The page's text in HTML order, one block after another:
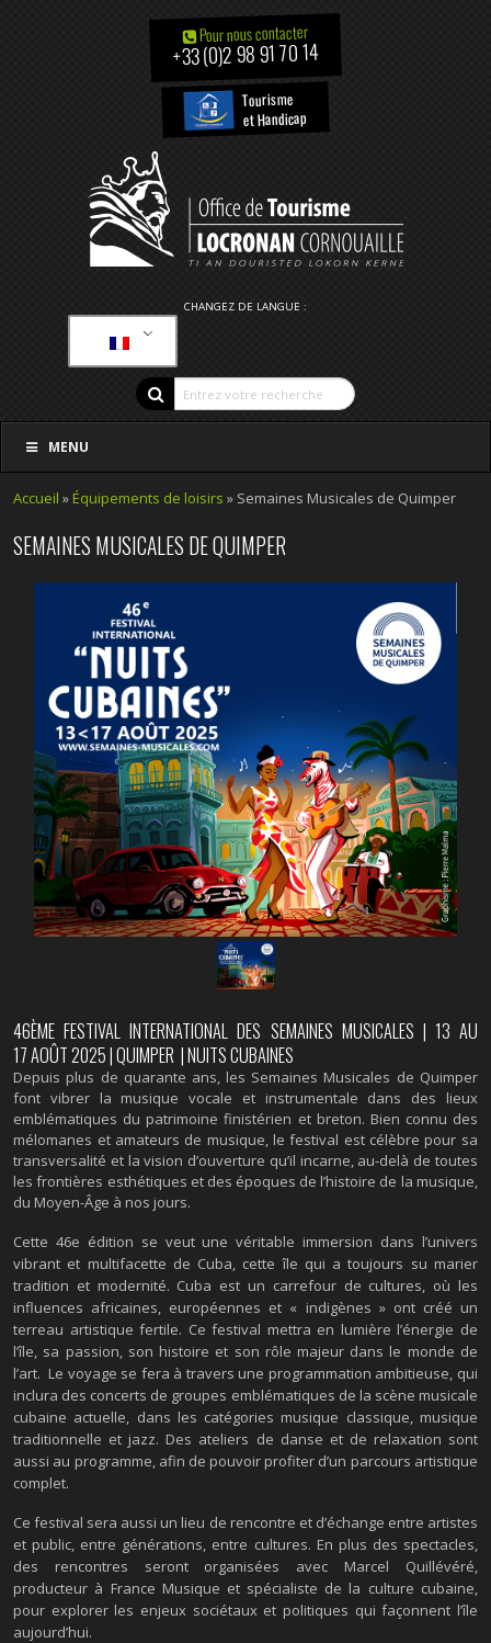
Pour nous contacter
+33 (0)2 98 91 70 14
Tourisme
et Handicap
CHANGEZ DE LANGUE :
MENU
Accueil » Équipements de loisirs » Semaines Musicales de Quimper
SEMAINES MUSICALES DE QUIMPER
46ÈME FESTIVAL INTERNATIONAL DES SEMAINES MUSICALES | 13 AU
17 AOÛT 2025 | QUIMPER | NUITS CUBAINES
Depuis plus de quarante ans, les Semaines Musicales de Quimper
font vibrer la musique vocale et instrumentale dans des lieux
emblématiques du patrimoine finistérien et breton. Bien connu des
mélomanes et amateurs de musique, le festival est célèbre pour sa
transversalité et la vision d’ouverture qu’il incarne, au-delà de toutes
les frontières esthétiques et des époques de l’histoire de la musique,
du Moyen-Âge à nos jours.
Cette 46e édition se veut une véritable immersion dans l’univers
vibrant et multifacette de Cuba, cette île qui a toujours su marier
tradition et modernité. Cuba est un carrefour de cultures, où les
influences africaines, européennes et « indigènes » ont créé un
terreau artistique fertile. Ce festival mettra en lumière l’énergie de
l’île, sa passion, son histoire et son rôle majeur dans le monde de
l’art. Le voyage se fera à travers une programmation ambitieuse, qui
inclura des concerts de groupes emblématiques de la scène musicale
cubaine actuelle, dans les catégories musique classique, musique
traditionnelle et jazz. Des ateliers de danse et de relaxation sont
aussi au programme, afin de pouvoir profiter d’un parcours artistique
complet.
Ce festival sera aussi un lieu de rencontre et d’échange entre artistes
et public, entre générations, entre cultures. En plus des spectacles,
des rencontres seront organisées avec Marcel Quillévéré,
producteur à France Musique et spécialiste de la culture cubaine,
pour explorer les enjeux sociétaux et politiques qui façonnent l’île
aujourd’hui.